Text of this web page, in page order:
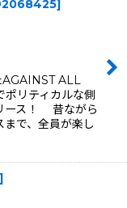
]
AGAINST ALL
リティカルな側
ース！ 昔ながら
で、全員が楽し
]